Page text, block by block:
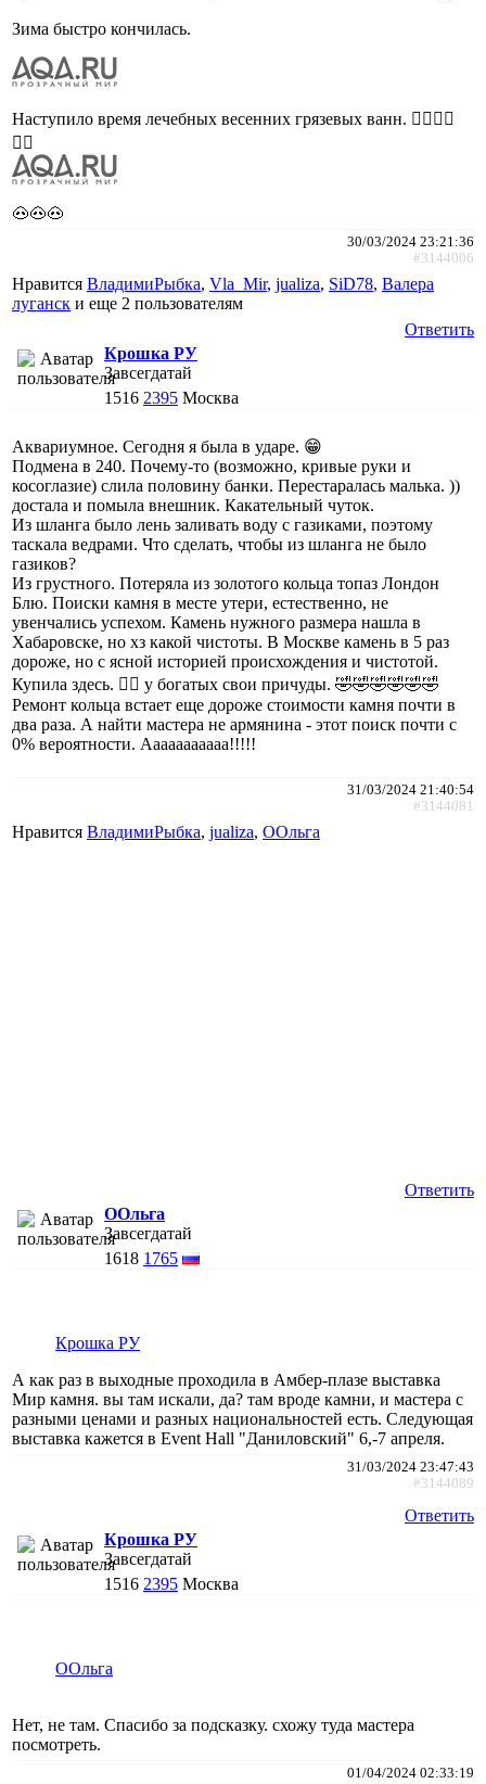
Зима быстро кончилась.
Наступило время лечебных весенних грязевых ванн. 🤦‍♀️🤦‍♀️
🤦‍♀️
🐽🐽🐽
30/03/2024 23:21:36
#3144006
Нравится ВладимиРыбка, Vla_Mir, jualiza, SiD78, Валера
луганск и еще 2 пользователям
Ответить
Крошка РУ
Завсегдатай
1516 2395 Москва
Аквариумное. Сегодня я была в ударе. 😁
Подмена в 240. Почему-то (возможно, кривые руки и
косоглазие) слила половину банки. Перестаралась малька. ))
достала и помыла внешник. Какательный чуток.
Из шланга было лень заливать воду с газиками, поэтому
таскала ведрами. Что сделать, чтобы из шланга не было
газиков?
Из грустного. Потеряла из золотого кольца топаз Лондон
Блю. Поиски камня в месте утери, естественно, не
увенчались успехом. Камень нужного размера нашла в
Хабаровске, но хз какой чистоты. В Москве камень в 5 раз
дороже, но с ясной историей происхождения и чистотой.
Купила здесь. 🤷‍♀️ у богатых свои причуды. 🤣🤣🤣🤣🤣🤣
Ремонт кольца встает еще дороже стоимости камня почти в
два раза. А найти мастера не армянина - этот поиск почти с
0% вероятности. Ааааааааааа!!!!!
31/03/2024 21:40:54
#3144081
Нравится ВладимиРыбка, jualiza, ООльга
Ответить
ООльга
Завсегдатай
1618 1765
Крошка РУ
А как раз в выходные проходила в Амбер-плазе выставка
Мир камня. вы там искали, да? там вроде камни, и мастера с
разными ценами и разных национальностей есть. Следующая
выставка кажется в Event Hall "Даниловский" 6,-7 апреля.
31/03/2024 23:47:43
#3144089
Ответить
Крошка РУ
Завсегдатай
1516 2395 Москва
ООльга
Нет, не там. Спасибо за подсказку. схожу туда мастера
посмотреть.
01/04/2024 02:33:19